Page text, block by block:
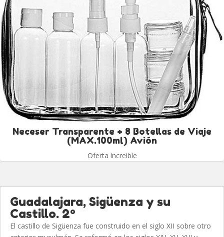
Neceser Transparente + 8 Botellas de Viaje
(MAX.100ml) Avión
Oferta increible
Guadalajara, Sigüenza y su
Castillo. 2º
El castillo de Sigüenza fue construido en el siglo XII sobre otro